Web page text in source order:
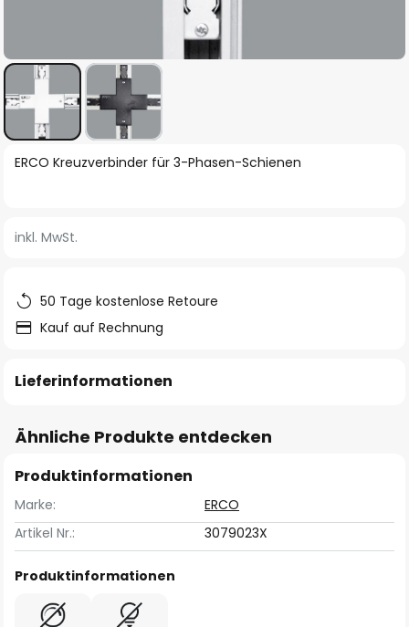
Zum
springen
ERCO Kreuzverbinder für 3-Phasen-Schienen
inkl. MwSt.
50 Tage kostenlose Retoure
Kauf auf Rechnung
Lieferinformationen
Ähnliche Produkte entdecken
Produktinformationen
Marke:
ERCO
Artikel Nr.:
3079023X
Produktinformationen